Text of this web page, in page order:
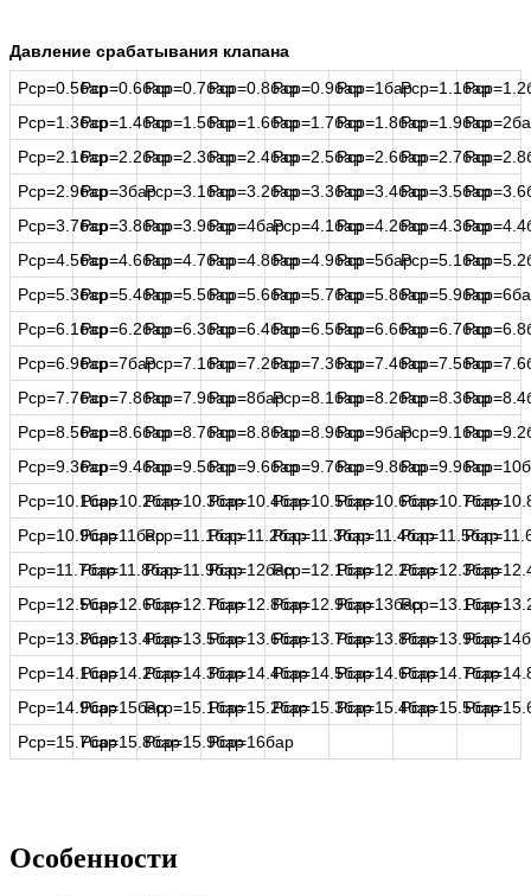
Давление срабатывания клапана
Рср=0.5барРср=0.6барРср=0.7барРср=0.8барРср=0.9барРср=1барРср=1.1бар
Рср=1.3барРср=1.4барРср=1.5барРср=1.6барРср=1.7барРср=1.8барРср=1.9бар
Рср=2.1барРср=2.2барРср=2.3барРср=2.4барРср=2.5барРср=2.6барРср=2.7бар
Рср=2.9барРср=3барРср=3.1барРср=3.2барРср=3.3барРср=3.4барРср=3.5бар
Рср=3.7барРср=3.8барРср=3.9барРср=4барРср=4.1барРср=4.2барРср=4.3бар
Рср=4.5барРср=4.6барРср=4.7барРср=4.8барРср=4.9барРср=5барРср=5.1бар
Рср=5.3барРср=5.4барРср=5.5барРср=5.6барРср=5.7барРср=5.8барРср=5.9бар
Рср=6.1барРср=6.2барРср=6.3барРср=6.4барРср=6.5барРср=6.6барРср=6.7бар
Рср=6.9барРср=7барРср=7.1барРср=7.2барРср=7.3барРср=7.4барРср=7.5бар
Рср=7.7барРср=7.8барРср=7.9барРср=8барРср=8.1барРср=8.2барРср=8.3бар
Рср=8.5барРср=8.6барРср=8.7барРср=8.8барРср=8.9барРср=9барРср=9.1бар
Рср=9.3барРср=9.4барРср=9.5барРср=9.6барРср=9.7барРср=9.8барРср=9.9бар
Рср=10.1барРср=10.2барРср=10.3барРср=10.4барРср=10.5барРср=10.6барРср=10.7бар
Рср=10.9барРср=11барРср=11.1барРср=11.2барРср=11.3барРср=11.4барРср=11.5бар
Рср=11.7барРср=11.8барРср=11.9барРср=12барРср=12.1барРср=12.2барРср=12.3бар
Рср=12.5барРср=12.6барРср=12.7барРср=12.8барРср=12.9барРср=13барРср=13.1бар
Рср=13.3барРср=13.4барРср=13.5барРср=13.6барРср=13.7барРср=13.8барРср=13.9бар
Рср=14.1барРср=14.2барРср=14.3барРср=14.4барРср=14.5барРср=14.6барРср=14.7бар
Рср=14.9барРср=15барРср=15.1барРср=15.2барРср=15.3барРср=15.4барРср=15.5бар
Рср=15.7барРср=15.8барРср=15.9барРср=16бар
Особенности